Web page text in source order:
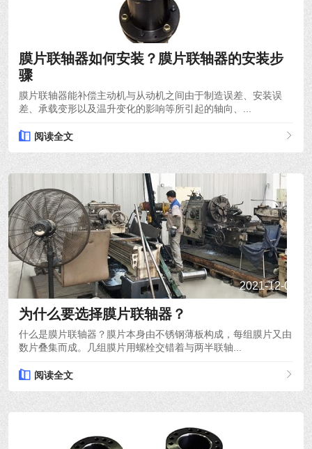
膜片联轴器如何安装？膜片联轴器的安装步
骤
膜片联轴器能补偿主动机与从动机之间由于制造误差、安装误
差、承载变形以及温升变化的影响等所引起的轴向、...
阅读全文
2021-12-03
为什么要选择膜片联轴器？
什么是膜片联轴器？膜片本身由不锈钢薄板构成，每组膜片又由
数片叠集而成。几组膜片用螺栓交错着与两半联轴...
阅读全文